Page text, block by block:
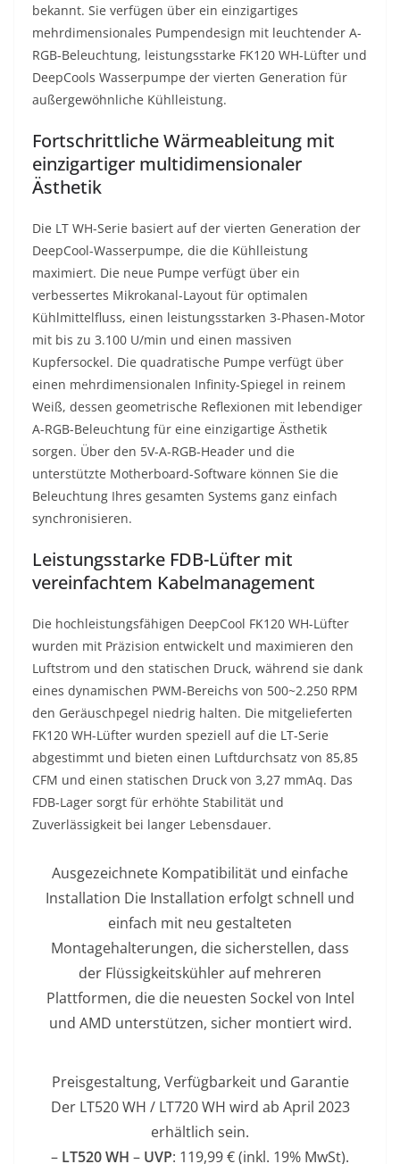
bekannt. Sie verfügen über ein einzigartiges
mehrdimensionales Pumpendesign mit leuchtender A-
RGB-Beleuchtung, leistungsstarke FK120 WH-Lüfter und
DeepCools Wasserpumpe der vierten Generation für
außergewöhnliche Kühlleistung.
Fortschrittliche Wärmeableitung mit
einzigartiger multidimensionaler
Ästhetik
Die LT WH-Serie basiert auf der vierten Generation der
DeepCool-Wasserpumpe, die die Kühlleistung
maximiert. Die neue Pumpe verfügt über ein
verbessertes Mikrokanal-Layout für optimalen
Kühlmittelfluss, einen leistungsstarken 3-Phasen-Motor
mit bis zu 3.100 U/min und einen massiven
Kupfersockel. Die quadratische Pumpe verfügt über
einen mehrdimensionalen Infinity-Spiegel in reinem
Weiß, dessen geometrische Reflexionen mit lebendiger
A-RGB-Beleuchtung für eine einzigartige Ästhetik
sorgen. Über den 5V-A-RGB-Header und die
unterstützte Motherboard-Software können Sie die
Beleuchtung Ihres gesamten Systems ganz einfach
synchronisieren.
Leistungsstarke FDB-Lüfter mit
vereinfachtem Kabelmanagement
Die hochleistungsfähigen DeepCool FK120 WH-Lüfter
wurden mit Präzision entwickelt und maximieren den
Luftstrom und den statischen Druck, während sie dank
eines dynamischen PWM-Bereichs von 500~2.250 RPM
den Geräuschpegel niedrig halten. Die mitgelieferten
FK120 WH-Lüfter wurden speziell auf die LT-Serie
abgestimmt und bieten einen Luftdurchsatz von 85,85
CFM und einen statischen Druck von 3,27 mmAq. Das
FDB-Lager sorgt für erhöhte Stabilität und
Zuverlässigkeit bei langer Lebensdauer.
Ausgezeichnete Kompatibilität und einfache
Installation Die Installation erfolgt schnell und
einfach mit neu gestalteten
Montagehalterungen, die sicherstellen, dass
der Flüssigkeitskühler auf mehreren
Plattformen, die die neuesten Sockel von Intel
und AMD unterstützen, sicher montiert wird.
Preisgestaltung, Verfügbarkeit und Garantie
Der LT520 WH / LT720 WH wird ab April 2023
erhältlich sein.
– LT520 WH – UVP: 119,99 € (inkl. 19% MwSt).